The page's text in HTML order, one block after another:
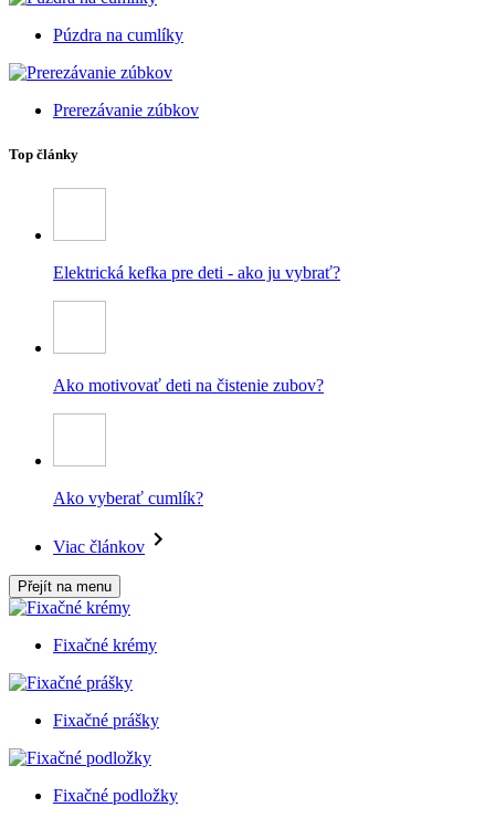
Púzdra na cumlíky
Prerezávanie zúbkov
Top články
Elektrická kefka pre deti - ako ju vybrať?
Ako motivovať deti na čistenie zubov?
Ako vyberať cumlík?
Viac článkov
Přejít na menu
Fixačné krémy
Fixačné prášky
Fixačné podložky